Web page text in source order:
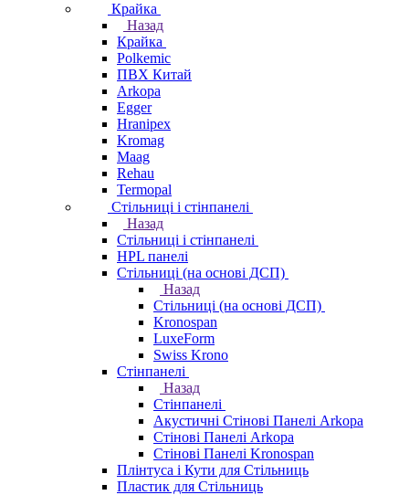
Крайка
Назад
Крайка
Polkemic
ПВХ Китай
Arkopa
Egger
Hranipex
Kromag
Maag
Rehau
Termopal
Стільниці і стінпанелі
Назад
Стільниці і стінпанелі
HPL панелі
Стільниці (на основі ДСП)
Назад
Стільниці (на основі ДСП)
Kronospan
LuxeForm
Swiss Krono
Стінпанелі
Назад
Стінпанелі
Акустичні Стінові Панелі Аrkopa
Стінові Панелі Arkopa
Стінові Панелі Kronospan
Плінтуса і Кути для Стільниць
Пластик для Стільниць